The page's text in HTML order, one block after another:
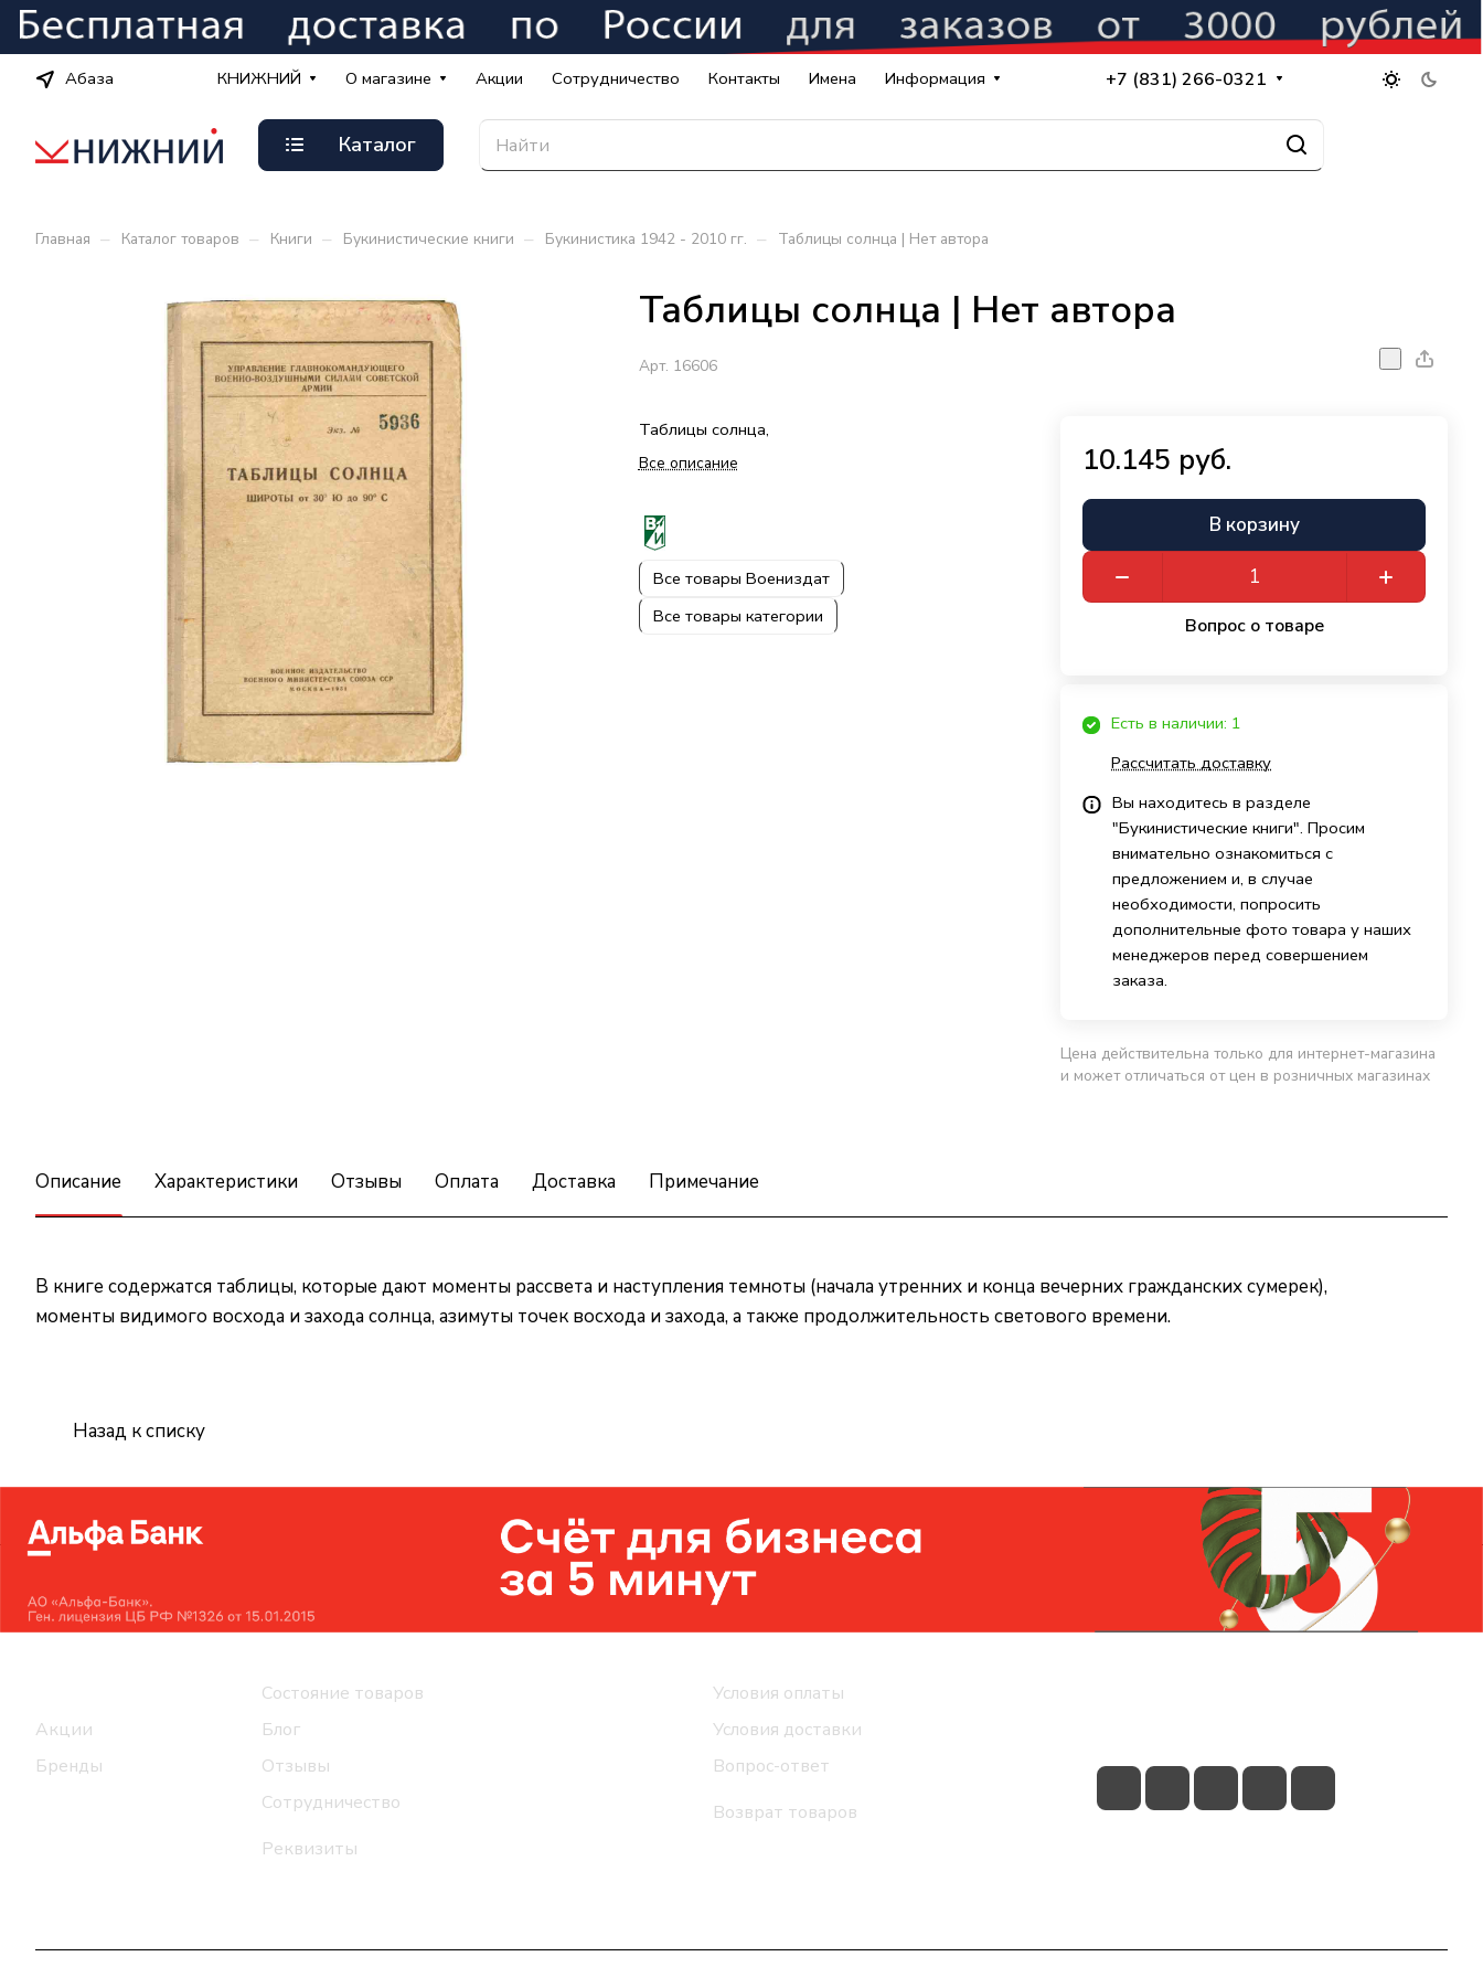
Абаза КНИЖНИЙ О магазине Акции Сотрудничество Контакты Имена Информация +7 (831) 266-0321
Каталог
Главная – Каталог товаров – Книги – Букинистические книги – Букинистика 1942 - 2010 гг. – Таблицы солнца | Нет автора
Таблицы солнца | Нет автора
Арт. 16606
Таблицы солнца,
Все описание
Все товары Воениздат
Все товары категории
10.145 руб.
В корзину
Вопрос о товаре
Есть в наличии: 1
Рассчитать доставку
Вы находитесь в разделе
"Букинистические книги". Просим
внимательно ознакомиться с
предложением и, в случае
необходимости, попросить
дополнительные фото товара у наших
менеджеров перед совершением
заказа.
Цена действительна только для интернет-магазина
и может отличаться от цен в розничных магазинах
Описание Характеристики Отзывы Оплата Доставка Примечание
В книге содержатся таблицы, которые дают моменты рассвета и наступления темноты (начала утренних и конца вечерних гражданских сумерек),
моменты видимого восхода и захода солнца, азимуты точек восхода и захода, а также продолжительность светового времени.
Назад к списку
Акции
Бренды
Состояние товаров
Блог
Отзывы
Сотрудничество
Реквизиты
Условия оплаты
Условия доставки
Вопрос-ответ
Возврат товаров